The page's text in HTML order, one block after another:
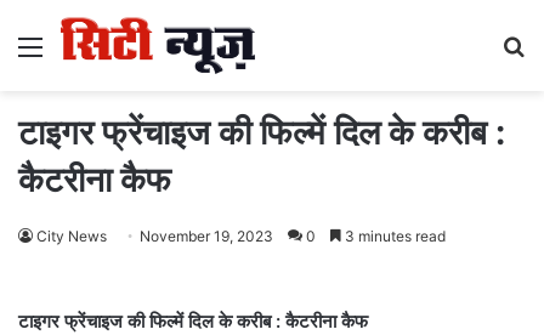
Menu
टाइगर फ्रेंचाइज की फिल्में दिल के करीब :
कैटरीना कैफ
City News November 19, 2023 0 3 minutes read
टाइगर फ्रेंचाइज की फिल्में दिल के करीब : कैटरीना कैफ